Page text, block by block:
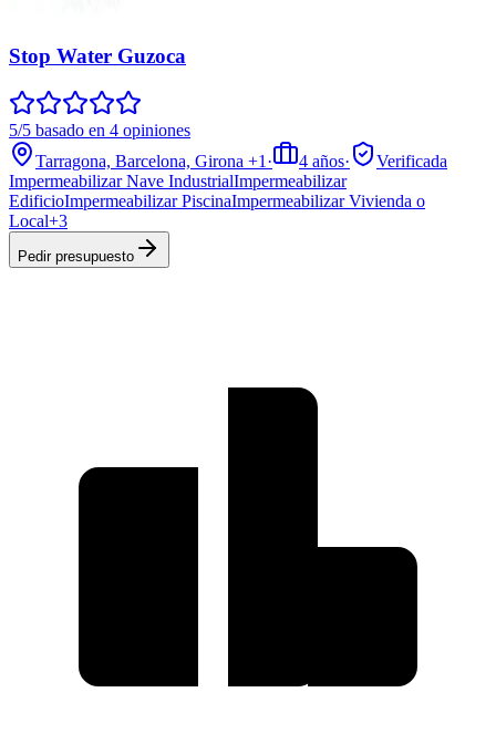
Stop Water Guzoca
5/5 basado en 4 opiniones
Tarragona, Barcelona, Girona +1 · 4 años·
Verificada
Impermeabilizar Nave IndustrialImpermeabilizar
EdificioImpermeabilizar PiscinaImpermeabilizar Vivienda o
Local+3
Pedir presupuesto